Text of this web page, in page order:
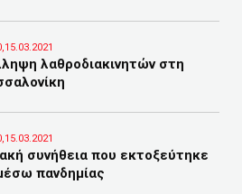
λαθροδιακινητών στη
συνήθεια που εκτοξεύτηκε
πανδημίας